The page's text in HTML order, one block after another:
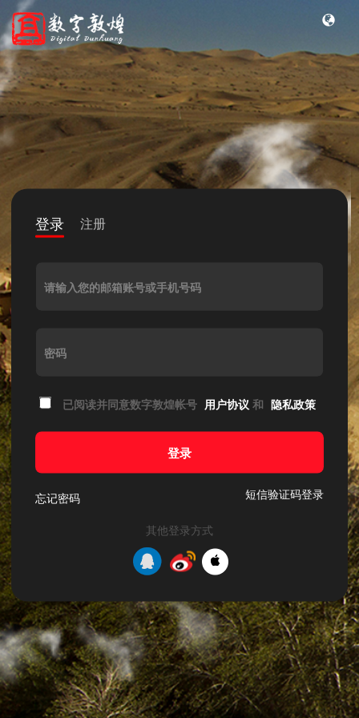
登录 注册
请输入您的邮箱账号或手机号码
密码
已阅读并同意数字敦煌帐号 用户协议 和 隐私政策
登录
忘记密码 短信验证码登录
其他登录方式